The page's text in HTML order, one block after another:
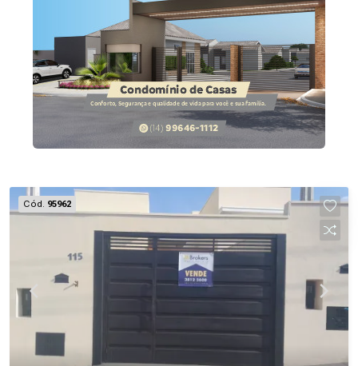
Cód. 95962